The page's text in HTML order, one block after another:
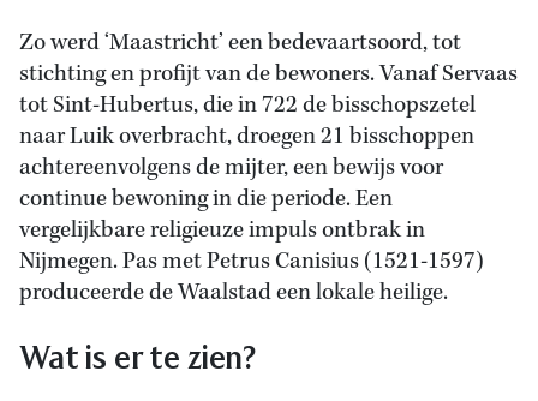
Zo werd ‘Maastricht’ een bedevaartsoord, tot
stichting en profijt van de bewoners. Vanaf Servaas
tot Sint-Hubertus, die in 722 de bisschopszetel
naar Luik overbracht, droegen 21 bisschoppen
achtereenvolgens de mijter, een bewijs voor
continue bewoning in die periode. Een
vergelijkbare religieuze impuls ontbrak in
Nijmegen. Pas met Petrus Canisius (1521-1597)
produceerde de Waalstad een lokale heilige.
Wat is er te zien?